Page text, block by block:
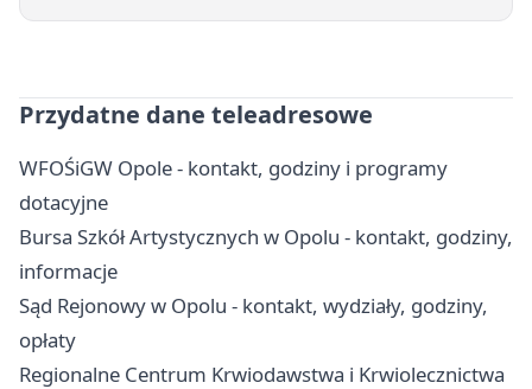
Przydatne dane teleadresowe
WFOŚiGW Opole - kontakt, godziny i programy
dotacyjne
Bursa Szkół Artystycznych w Opolu - kontakt, godziny,
informacje
Sąd Rejonowy w Opolu - kontakt, wydziały, godziny,
opłaty
Regionalne Centrum Krwiodawstwa i Krwiolecznictwa